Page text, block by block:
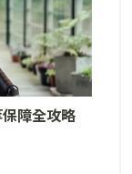
障全攻略